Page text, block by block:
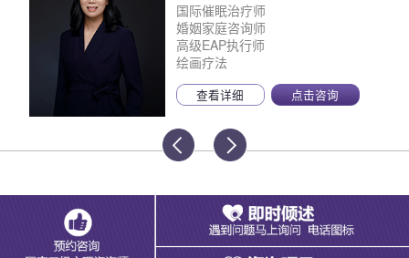
国际催眠治疗师
婚姻家庭咨询师
高级EAP执行师
绘画疗法
查看详细 点击咨询